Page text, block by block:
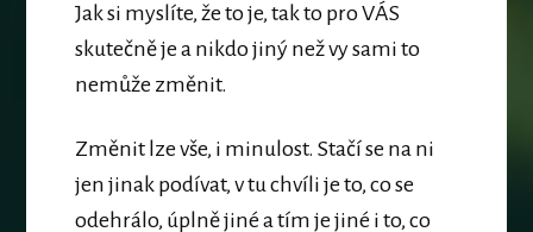
Jak si myslíte, že to je, tak to pro VÁS
skutečně je a nikdo jiný než vy sami to
nemůže změnit.
Změnit lze vše, i minulost. Stačí se na ni
jen jinak podívat, v tu chvíli je to, co se
odehrálo, úplně jiné a tím je jiné i to, co